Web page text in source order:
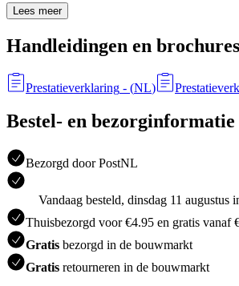
Lees meer
Handleidingen en brochures
Prestatieverklaring - (NL)
Bestel- en bezorginformatie
Bezorgd door PostNL
Vandaag besteld, dinsdag 11 augustus
Thuisbezorgd voor €4.95 en gratis vanaf
Gratis bezorgd in de bouwmarkt
Gratis retourneren in de bouwmarkt